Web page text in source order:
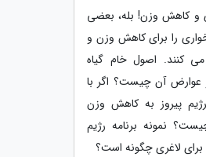
و کاهش وزن! بله، بعضی
خواری را برای کاهش وزن و
می کنند. اصول خام گیاه
عوارض آن چیست؟ اگر با
پیروز به کاهش وزن
نمونه برنامه رژیم
لاغری چگونه است؟